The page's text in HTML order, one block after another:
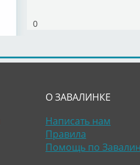
0
О ЗАВАЛИНКЕ
Написать нам
Правила
Помощь по